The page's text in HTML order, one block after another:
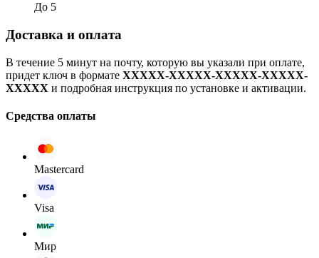
До 5
Доставка и оплата
В течение 5 минут на почту, которую вы указали при оплате,
придет ключ в формате XXXXX-XXXXX-XXXXX-XXXXX-
XXXXX и подробная инструкция по установке и активации.
Средства оплаты
Mastercard
Visa
Мир